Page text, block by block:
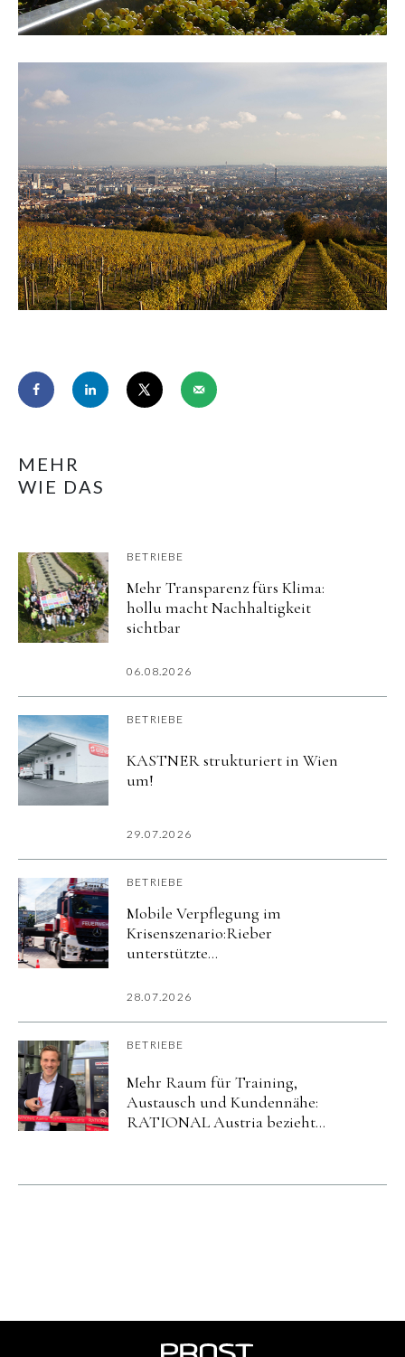
MEHR
WIE DAS
BETRIEBE
Mehr Transparenz fürs Klima:
hollu macht Nachhaltigkeit
sichtbar
06.08.2026
BETRIEBE
KASTNER strukturiert in Wien
um!
29.07.2026
BETRIEBE
Mobile Verpflegung im
Krisenszenario:Rieber
unterstützte
imurbanharbor Ludwigsburg
28.07.2026
BETRIEBE
Mehr Raum für Training,
Austausch und Kundennähe:
RATIONAL Austria bezieht